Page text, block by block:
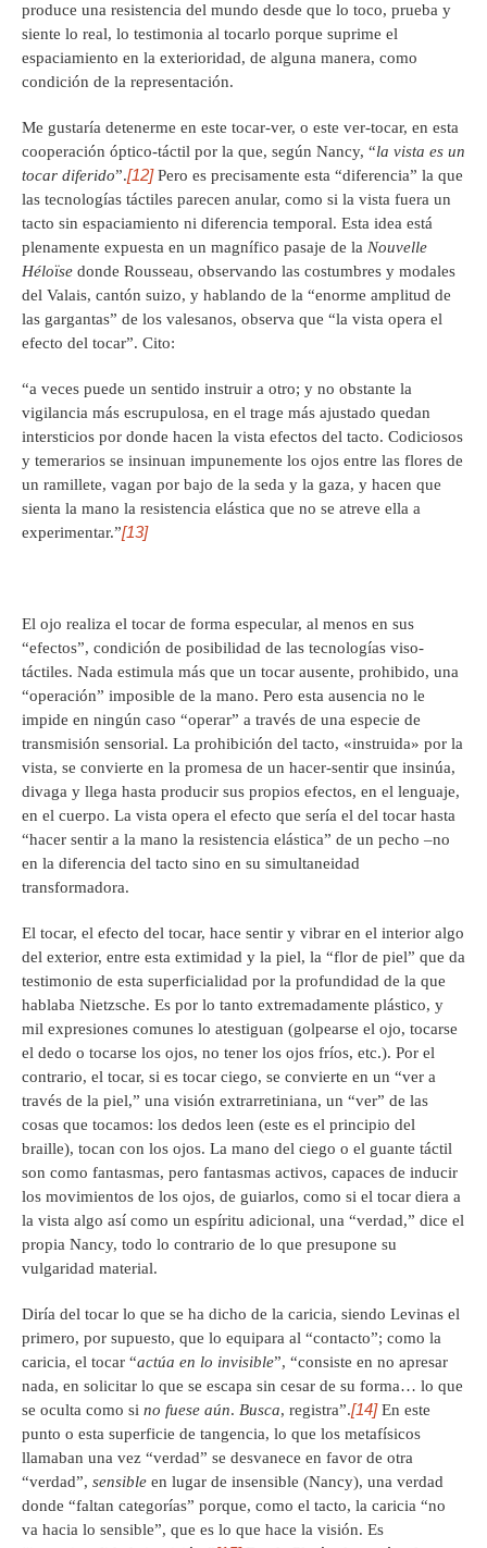
produce una resistencia del mundo desde que lo toco, prueba y
siente lo real, lo testimonia al tocarlo porque suprime el
espaciamiento en la exterioridad, de alguna manera, como
condición de la representación.
Me gustaría detenerme en este tocar-ver, o este ver-tocar, en esta
cooperación óptico-táctil por la que, según Nancy, “la vista es un
tocar diferido”.[12]Pero es precisamente esta “diferencia” la que
las tecnologías táctiles parecen anular, como si la vista fuera un
tacto sin espaciamiento ni diferencia temporal. Esta idea está
plenamente expuesta en un magnífico pasaje de la Nouvelle
Héloïse donde Rousseau, observando las costumbres y modales
del Valais, cantón suizo, y hablando de la “enorme amplitud de
las gargantas” de los valesanos, observa que “la vista opera el
efecto del tocar”. Cito:
“a veces puede un sentido instruir a otro; y no obstante la
vigilancia más escrupulosa, en el trage más ajustado quedan
intersticios por donde hacen la vista efectos del tacto. Codiciosos
y temerarios se insinuan impunemente los ojos entre las flores de
un ramillete, vagan por bajo de la seda y la gaza, y hacen que
sienta la mano la resistencia elástica que no se atreve ella a
experimentar.”[13]
El ojo realiza el tocar de forma especular, al menos en sus
“efectos”, condición de posibilidad de las tecnologías viso-
táctiles. Nada estimula más que un tocar ausente, prohibido, una
“operación” imposible de la mano. Pero esta ausencia no le
impide en ningún caso “operar” a través de una especie de
transmisión sensorial. La prohibición del tacto, «instruida» por la
vista, se convierte en la promesa de un hacer-sentir que insinúa,
divaga y llega hasta producir sus propios efectos, en el lenguaje,
en el cuerpo. La vista opera el efecto que sería el del tocar hasta
“hacer sentir a la mano la resistencia elástica” de un pecho –no
en la diferencia del tacto sino en su simultaneidad
transformadora.
El tocar, el efecto del tocar, hace sentir y vibrar en el interior algo
del exterior, entre esta extimidad y la piel, la “flor de piel” que da
testimonio de esta superficialidad por la profundidad de la que
hablaba Nietzsche. Es por lo tanto extremadamente plástico, y
mil expresiones comunes lo atestiguan (golpearse el ojo, tocarse
el dedo o tocarse los ojos, no tener los ojos fríos, etc.). Por el
contrario, el tocar, si es tocar ciego, se convierte en un “ver a
través de la piel,” una visión extrarretiniana, un “ver” de las
cosas que tocamos: los dedos leen (este es el principio del
braille), tocan con los ojos. La mano del ciego o el guante táctil
son como fantasmas, pero fantasmas activos, capaces de inducir
los movimientos de los ojos, de guiarlos, como si el tocar diera a
la vista algo así como un espíritu adicional, una “verdad,” dice el
propia Nancy, todo lo contrario de lo que presupone su
vulgaridad material.
Diría del tocar lo que se ha dicho de la caricia, siendo Levinas el
primero, por supuesto, que lo equipara al “contacto”; como la
caricia, el tocar “actúa en lo invisible”, “consiste en no apresar
nada, en solicitar lo que se escapa sin cesar de su forma… lo que
se oculta como si no fuese aún. Busca, registra”.[14]En este
punto o esta superficie de tangencia, lo que los metafísicos
llamaban una vez “verdad” se desvanece en favor de otra
“verdad”, sensible en lugar de insensible (Nancy), una verdad
donde “faltan categorías” porque, como el tacto, la caricia “no
va hacia lo sensible”, que es lo que hace la visión. Es